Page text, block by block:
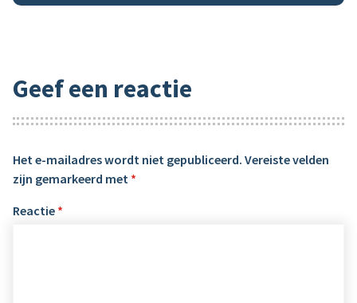
Geef een reactie
Het e-mailadres wordt niet gepubliceerd. Vereiste velden
zijn gemarkeerd met *
Reactie *